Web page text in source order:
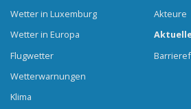
Wetter in Luxemburg
Wetter in Europa
Flugwetter
Wetterwarnungen
Klima
Akteure